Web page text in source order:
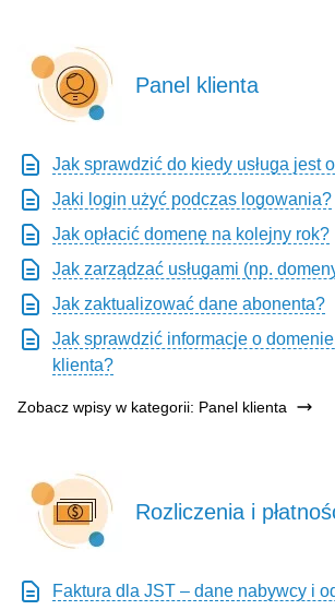
Panel klienta
Jak sprawdzić do kiedy usługa jest
Jaki login użyć podczas logowania?
Jak opłacić domenę na kolejny rok?
Jak zarządzać usługami (np.
Jak zaktualizować dane abonenta?
Jak sprawdzić informacje o
klienta?
Zobacz wpisy w kategorii: Panel klienta
Rozliczenia i
Faktura dla JST – dane nabywcy i